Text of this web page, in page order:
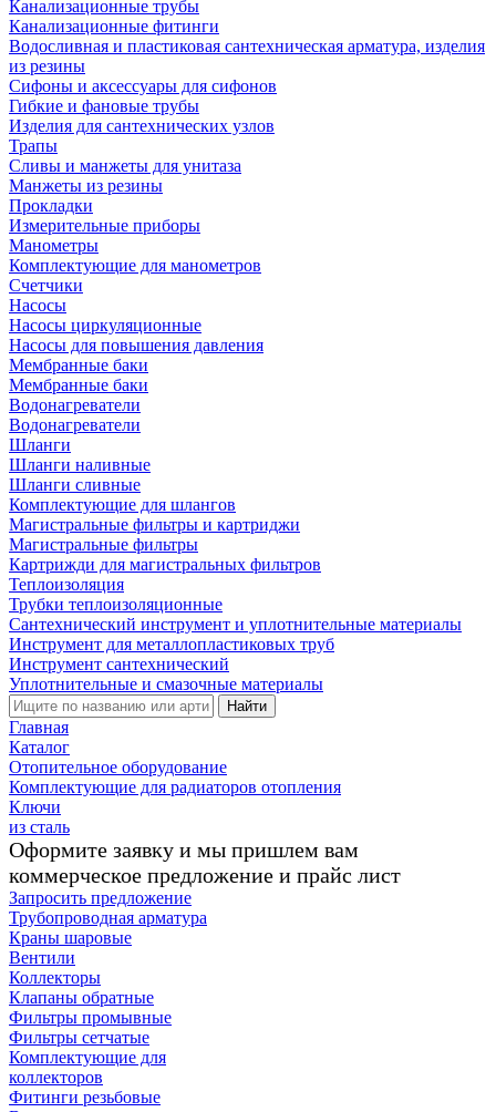
Канализационные трубы
Канализационные фитинги
Водосливная и пластиковая сантехническая арматура, изделия
из резины
Сифоны и аксессуары для сифонов
Гибкие и фановые трубы
Изделия для сантехнических узлов
Трапы
Сливы и манжеты для унитаза
Манжеты из резины
Прокладки
Измерительные приборы
Манометры
Комплектующие для манометров
Счетчики
Насосы
Насосы циркуляционные
Насосы для повышения давления
Мембранные баки
Мембранные баки
Водонагреватели
Водонагреватели
Шланги
Шланги наливные
Шланги сливные
Комплектующие для шлангов
Магистральные фильтры и картриджи
Магистральные фильтры
Картрижди для магистральных фильтров
Теплоизоляция
Трубки теплоизоляционные
Сантехнический инструмент и уплотнительные материалы
Инструмент для металлопластиковых труб
Инструмент сантехнический
Уплотнительные и смазочные материалы
Найти
Главная
Каталог
Отопительное оборудование
Комплектующие для радиаторов отопления
Ключи
из сталь
Оформите заявку и мы пришлем вам
коммерческое предложение и прайс лист
Запросить предложение
Трубопроводная арматура
Краны шаровые
Вентили
Коллекторы
Клапаны обратные
Фильтры промывные
Фильтры сетчатые
Комплектующие для
коллекторов
Фитинги резьбовые